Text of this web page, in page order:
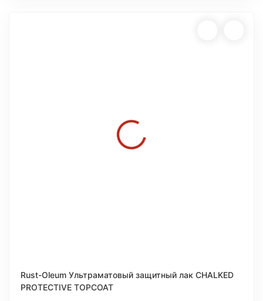
Rust-Oleum Ультраматовый защитный лак CHALKED
PROTECTIVE TOPCOAT